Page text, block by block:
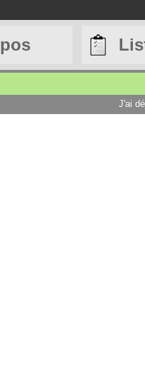
J'ai